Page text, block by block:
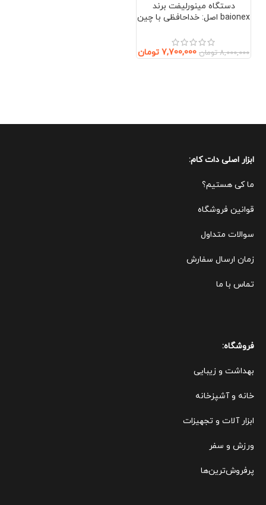
دستگاه مینورلیفت برند
baionex اصل: خداحافظی با چین
گردن)
8,000,000 تومان 7,700,000 تومان
ابزار اصلی دات کام:
ما کی هستیم؟
قوانین فروشگاه
سوالات متداول
زمان ارسال سفارش
تماس با ما
فروشگاه:
بهداشت و زیبایی
خانه و آشپزخانه
ابزار آلات و تجهیزات
ورزش و سفر
پرفروش‌ترین‌ها